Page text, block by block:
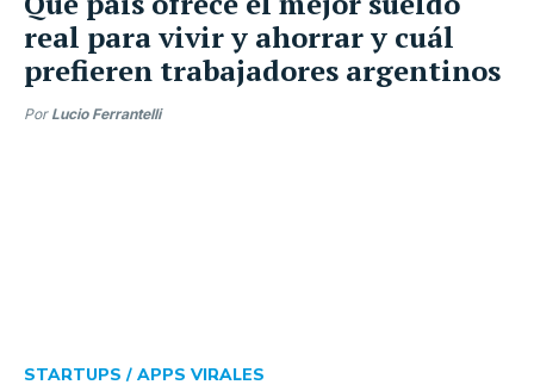
real para vivir y ahorrar y cuál
prefieren trabajadores argentinos
Por Lucio Ferrantelli
STARTUPS / APPS VIRALES